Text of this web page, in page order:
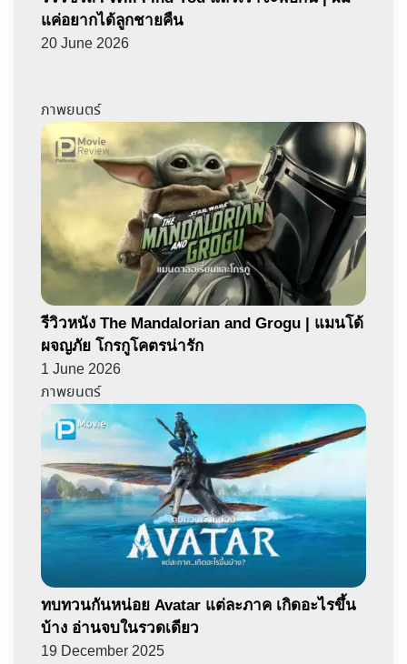
แค่อยากได้ลูกชายคืน
20 June 2026
ภาพยนตร์
รีวิวหนัง The Mandalorian and Grogu | แมนโด้
ผจญภัย โกรกูโคตรน่ารัก
1 June 2026
ภาพยนตร์
ทบทวนกันหน่อย Avatar แต่ละภาค เกิดอะไรขึ้น
บ้าง อ่านจบในรวดเดียว
19 December 2025